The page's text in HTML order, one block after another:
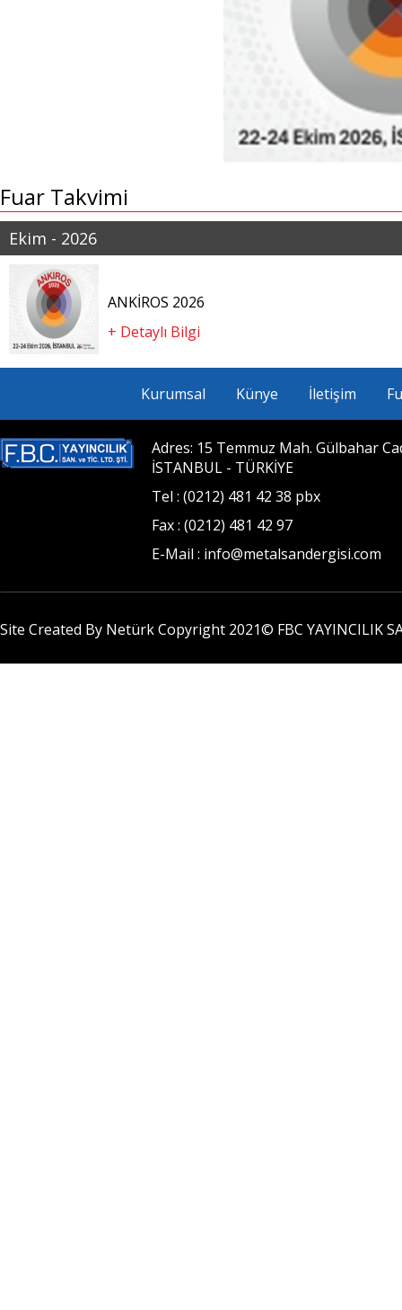
Fuar Takvimi
Ekim - 2026
ANKİROS 2026
+ Detaylı Bilgi
Kurumsal Künye İletişim
Adres: 15 Temmuz Mah. Gülbahar
İSTANBUL - TÜRKİYE
Tel : (0212) 481 42 38 pbx
Fax : (0212) 481 42 97
E-Mail : info@metalsandergisi.com
Site Created By Netürk Copyright 2021© FBC YAYINCILIK